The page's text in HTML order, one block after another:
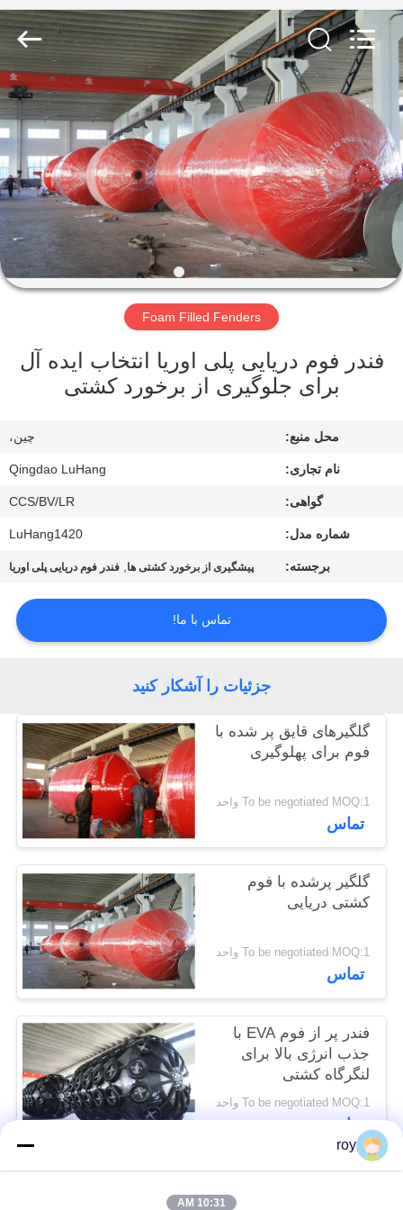
خونه
محصولات
درباره
ما
تور
تماس
درخواست
نقشه
سایت
PRIVACY
POLICY
Marine
Airbag
Fender
Ltd.
All
Rights
Reserved.
Foam Filled Fenders
فندر فوم دریایی پلی اوریا انتخاب ایده آل
برای جلوگیری از برخورد کشتی
محل منبع: چین،
نام تجاری: Qingdao LuHang
گواهی: CCS/BV/LR
شماره مدل: LuHang1420
برجسته: پیشگیری از برخورد کشتی ها, فندر فوم دریایی پلی اوریا
تماس با ما!
جزئیات را آشکار کنید
گلگیرهای قایق پر شده با
فوم برای پهلوگیری
To be negotiated MOQ:1 واحد
تماس
گلگیر پرشده با فوم
کشتی دریایی
To be negotiated MOQ:1 واحد
تماس
فندر پر از فوم EVA با
جذب انرژی بالا برای
لنگرگاه کشتی
To be negotiated MOQ:1 واحد
تماس
دسته بندی های محبوب
roy
10:31 AM